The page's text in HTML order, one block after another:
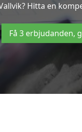
Hitta en
Få 3 erbjudanden,